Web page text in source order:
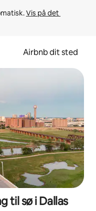
Vis på det
Airbnb dit sted
til sø i Dallas